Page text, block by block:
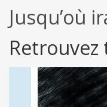
Jusqu’où